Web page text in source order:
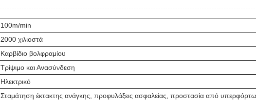
100m/min
2000 χιλιοστά
Καρβίδιο βολφραμίου
Τρίψιμο και Ανασύνδεση
Ηλεκτρικό
Σταμάτηση έκτακτης ανάγκης, προφυλάξεις ασφαλείας, προστασία από